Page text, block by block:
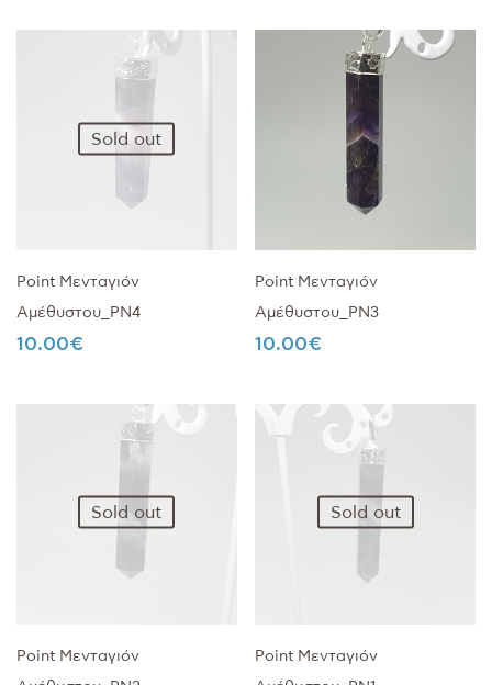
Sold out
Point Μενταγιόν
Αμέθυστου_PN4
10.00€
Point Μενταγιόν
Αμέθυστου_PN3
10.00€
Sold out
Point Μενταγιόν
Sold out
Point Μενταγιόν